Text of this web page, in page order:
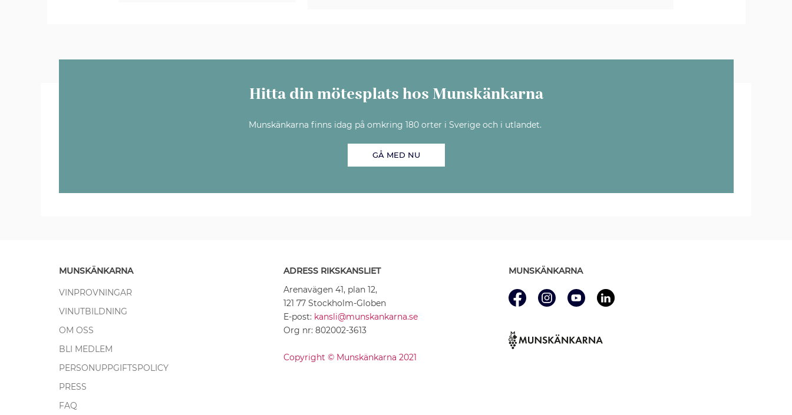
Hitta din mötesplats hos Munskänkarna
Munskänkarna finns idag på omkring 180 orter i Sverige och i utlandet.
GÅ MED NU
MUNSKÄNKARNA
VINPROVNINGAR
VINUTBILDNING
OM OSS
BLI MEDLEM
PERSONUPPGIFTSPOLICY
PRESS
FAQ
ADRESS RIKSKANSLIET
Arenavägen 41, plan 12,
121 77 Stockholm-Globen
E-post: kansli@munskankarna.se
Org nr: 802002-3613
Copyright © Munskänkarna 2021
MUNSKÄNKARNA